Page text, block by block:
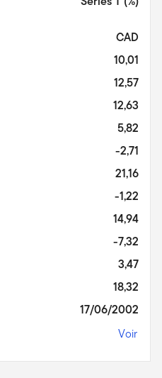
CAD
10,01
12,57
12,63
5,82
-2,71
21,16
-1,22
14,94
-7,32
3,47
18,32
17/06/2002
Voir